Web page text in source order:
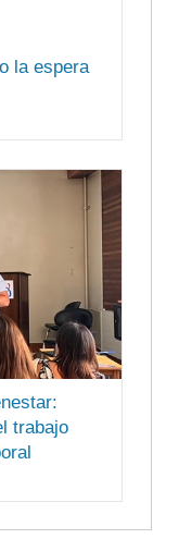
la espera
trabajo